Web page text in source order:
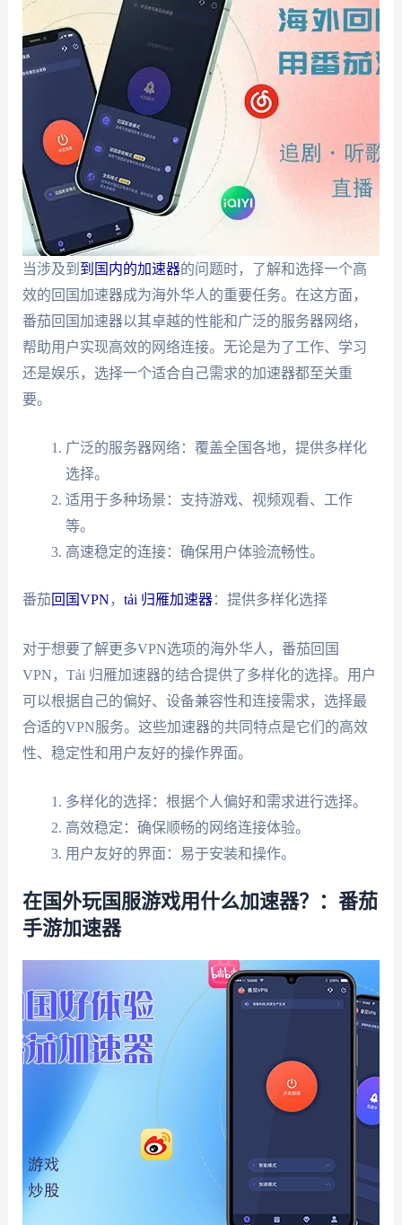
当涉及到 到国内的加速器的问题时，了解和选择一个高
效的回国加速器成为海外华人的重要任务。在这方面，
番茄回国加速器以其卓越的性能和广泛的服务器网络，
帮助用户实现高效的网络连接。无论是为了工作、学习
还是娱乐，选择一个适合自己需求的加速器都至关重
要。
广泛的服务器网络：覆盖全国各地，提供多样化
选择。
适用于多种场景：支持游戏、视频观看、工作
等。
高速稳定的连接：确保用户体验流畅性。
番茄回国VPN ， tải 归雁加速器：提供多样化选择
对于想要了解更多VPN选项的海外华人，番茄回国
VPN，Tải 归雁加速器的结合提供了多样化的选择。用户
可以根据自己的偏好、设备兼容性和连接需求，选择最
合适的VPN服务。这些加速器的共同特点是它们的高效
性、稳定性和用户友好的操作界面。
多样化的选择：根据个人偏好和需求进行选择。
高效稳定：确保顺畅的网络连接体验。
用户友好的界面：易于安装和操作。
在国外玩国服游戏用什么加速器？：番茄
手游加速器